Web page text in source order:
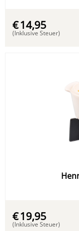
€14,95
(Inklusive Steuer)
€19,95
(Inklusive Steuer)